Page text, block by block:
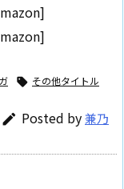
 その他タイトル
 Posted by兼乃